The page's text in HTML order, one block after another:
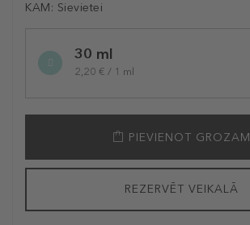
KAM: Sievietei
variation30 ml
2,20 € / 1 ml
PIEVIENOT GROZAM
REZERVĒT VEIKALĀ